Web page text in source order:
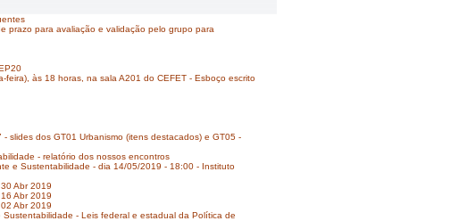
prazo para avaliação e validação pelo grupo para
às 18 horas, na sala A201 do CEFET - Esboço escrito
slides dos GT01 Urbanismo (itens destacados) e GT05 -
- relatório dos nossos encontros
e Sustentabilidade - dia 14/05/2019 - 18:00 - Instituto
Abr 2019
Abr 2019
Abr 2019
- Leis federal e estadual da Política de